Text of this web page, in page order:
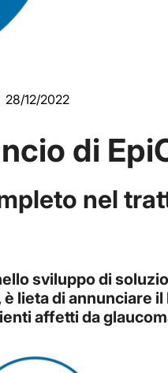
28/12/2022
di
nel
sviluppo di
lieta di annunciare il
affetti da